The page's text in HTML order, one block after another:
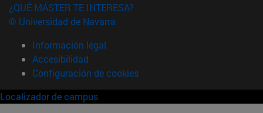
¿QUÉ MÁSTER TE INTERESA?
© Universidad de Navarra
Información legal
Accesibilidad
Configuración de cookies
Localizador de campus